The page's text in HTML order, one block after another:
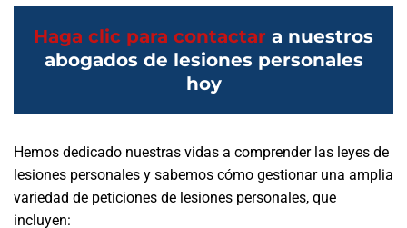
Haga clic para contactar a nuestros
abogados de lesiones personales
hoy
Hemos dedicado nuestras vidas a comprender las leyes de
lesiones personales y sabemos cómo gestionar una amplia
variedad de peticiones de lesiones personales, que
incluyen: